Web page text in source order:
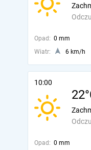
Opad: 0 mm
Wiatr:
6 km/h
10:00
Opad: 0 mm